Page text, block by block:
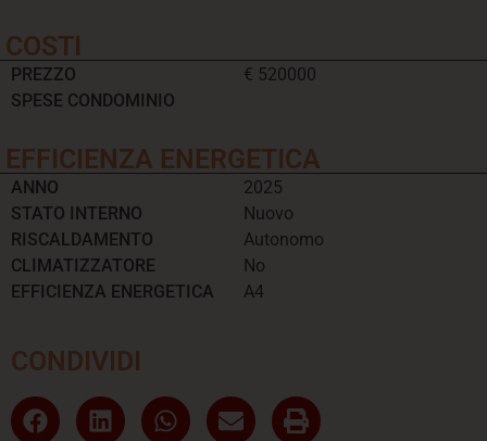
COSTI
PREZZO
SPESE CONDOMINIO
€ 520000
EFFICIENZA ENERGETICA
ANNO
STATO INTERNO
RISCALDAMENTO
CLIMATIZZATORE
EFFICIENZA ENERGETICA
2025
Nuovo
Autonomo
No
A4
CONDIVIDI